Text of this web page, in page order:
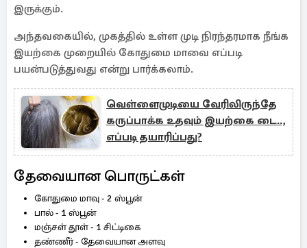
இருக்கும்.
அந்தவகையில், முகத்தில் உள்ள முடி நிரந்தரமாக நீங்க
இயற்கை முறையில் கோதுமை மாவை எப்படி
பயன்படுத்துவது என்று பார்க்கலாம்.
வெள்ளைமுடியை வேரிலிருந்தே
கருப்பாக்க உதவும் இயற்கை டை..,
எப்படி தயாரிப்பது?
தேவையான பொருட்கள்
கோதுமை மாவு - 2 ஸ்பூன்
பால் - 1 ஸ்பூன்
மஞ்சள் தூள் - 1 சிட்டிகை
தண்ணீர் - தேவையான அளவு